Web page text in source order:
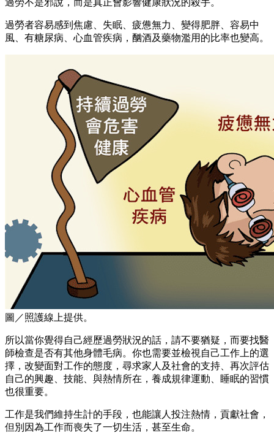
過勞不是邪說，而是真正會影響健康狀況的殺手。
過勞者容易感到焦慮、失眠、疲憊無力、變得肥胖、容易中
風、有糖尿病、心血管疾病，酗酒及藥物濫用的比率也變高。
圖／照護線上提供。
所以當你覺得自己經歷過勞狀況的話，請不要猶疑，而要找醫
師檢查是否有其他身體毛病。你也需要並檢視自己工作上的選
擇，改變面對工作的態度，尋求家人及社會的支持、再次評估
自己的興趣、技能、與熱情所在，養成規律運動、睡眠的習慣
也很重要。
工作是我們維持生計的手段，也能讓人投注熱情，貢獻社會，
但別因為工作而喪失了一切生活，甚至生命。